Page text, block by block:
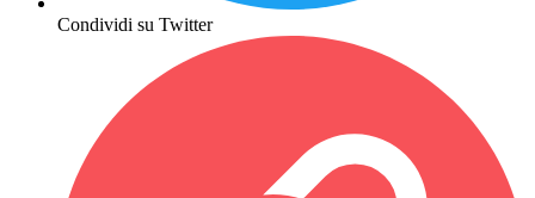
Condividi su Twitter